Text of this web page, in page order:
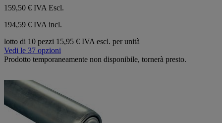
159,50 € IVA Escl.
194,59 € IVA incl.
lotto di 10 pezzi 15,95 € IVA escl. per unità
Vedi le 37 opzioni
Prodotto temporaneamente non disponibile, tornerà presto.